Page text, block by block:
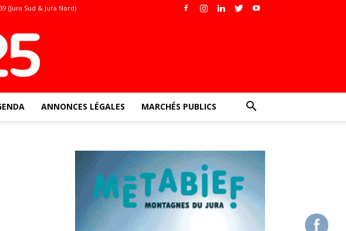
(Jura Sud & Jura Nord)
ANNONCES LÉGALES MARCHÉS PUBLICS